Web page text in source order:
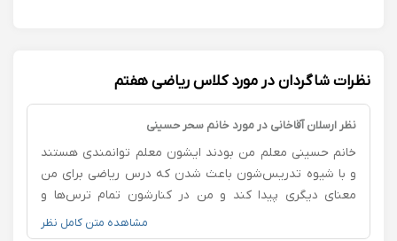
نظرات شاگردان در مورد کلاس ریاضی هفتم
نظر ارسلان آقاخانی در مورد خانم سحر حسینی
خانم حسینی معلم من بودند ایشون معلم توانمندی هستند
و با شیوه تدریس‌شون باعث شدن که درس ریاضی برای من
معنای دیگری پیدا کند و من در کنارشون تمام ترس‌ها و
استرس‌هام از بین رفت و تونستم ارتباط خیلی قوی با درس
مشاهده متن کامل نظر